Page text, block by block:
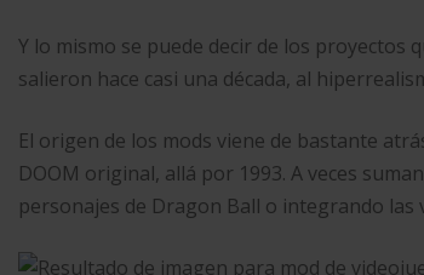
Y lo mismo se puede decir de los proyectos
salieron hace casi una década, al
El origen de los mods viene de bastante
DOOM original, allá por 1993. A veces
personajes de Dragon Ball o integrando las